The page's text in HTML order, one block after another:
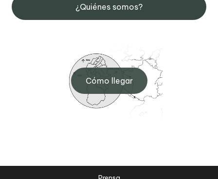
¿Quiénes somos?
Cómo llegar